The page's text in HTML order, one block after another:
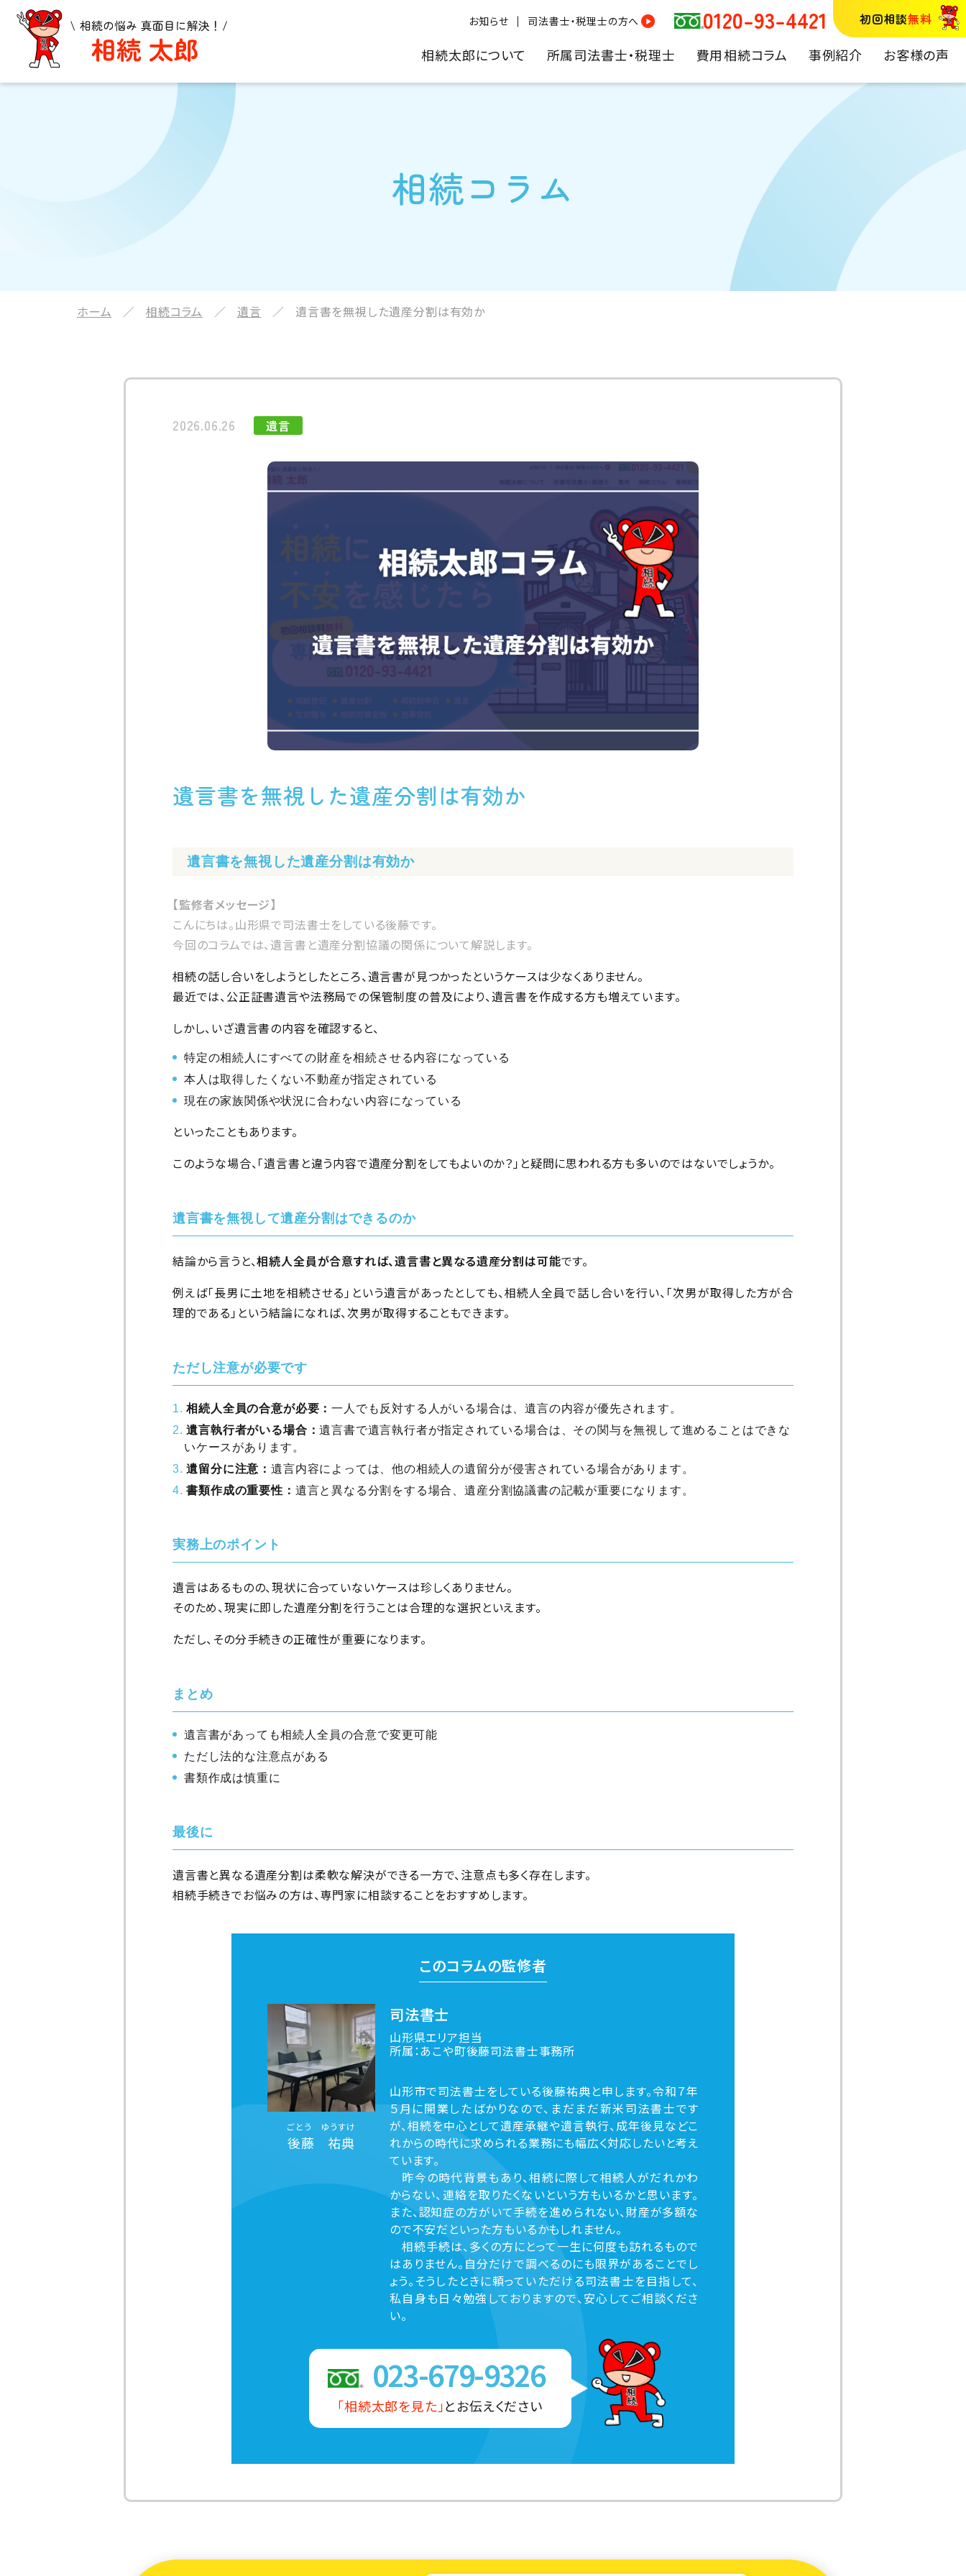
お知らせ 司法書士・税理士の方へ 0120-93-4421
相続太郎について 所属司法書士・税理士 費用相続コラム 事例紹介 お客様の声
初回相談無料
相続コラム
ホーム 相続コラム 遺言 遺言書を無視した遺産分割は有効か
2026.06.26 遺言
遺言書を無視した遺産分割は有効か
遺言書を無視した遺産分割は有効か
【監修者メッセージ】
こんにちは。山形県で司法書士をしている後藤です。
今回のコラムでは、遺言書と遺産分割協議の関係について解説します。
相続の話し合いをしようとしたところ、遺言書が見つかったというケースは少なくありません。
最近では、公正証書遺言や法務局での保管制度の普及により、遺言書を作成する方も増えています。
しかし、いざ遺言書の内容を確認すると、
特定の相続人にすべての財産を相続させる内容になっている
本人は取得したくない不動産が指定されている
現在の家族関係や状況に合わない内容になっている
といったこともあります。
このような場合、「遺言書と違う内容で遺産分割をしてもよいのか？」と疑問に思われる方も多いのではないでしょうか。
遺言書を無視して遺産分割はできるのか
結論から言うと、相続人全員が合意すれば、遺言書と異なる遺産分割は可能です。
例えば「長男に土地を相続させる」という遺言があったとしても、相続人全員で話し合いを行い、「次男が取得した方が合
理的である」という結論になれば、次男が取得することもできます。
ただし注意が必要です
相続人全員の合意が必要：一人でも反対する人がいる場合は、遺言の内容が優先されます。
遺言執行者がいる場合：遺言書で遺言執行者が指定されている場合は、その関与を無視して進めることはできな
いケースがあります。
遺留分に注意：遺言内容によっては、他の相続人の遺留分が侵害されている場合があります。
書類作成の重要性： 遺言と異なる分割をする場合、遺産分割協議書の記載が重要になります。
実務上のポイント
遺言はあるものの、現状に合っていないケースは珍しくありません。
そのため、現実に即した遺産分割を行うことは合理的な選択といえます。
ただし、その分手続きの正確性が重要になります。
まとめ
遺言書があっても相続人全員の合意で変更可能
ただし法的な注意点がある
書類作成は慎重に
最後に
遺言書と異なる遺産分割は柔軟な解決ができる一方で、注意点も多く存在します。
相続手続きでお悩みの方は、専門家に相談することをおすすめします。
このコラムの監修者
ごとう ゆうすけ
後藤 祐典
司法書士
山形県エリア担当
所属：あこや町後藤司法書士事務所
山形市で司法書士をしている後藤祐典と申します。令和７年
５月に開業したばかりなので、まだまだ新米司法書士です
が、相続を中心として遺産承継や遺言執行、成年後見などこ
れからの時代に求められる業務にも幅広く対応したいと考え
ています。
昨今の時代背景もあり、相続に際して相続人がだれかわ
からない、連絡を取りたくないという方もいるかと思います。
また、認知症の方がいて手続を進められない、財産が多額な
ので不安だといった方もいるかもしれません。
相続手続は、多くの方にとって一生に何度も訪れるもので
はありません。自分だけで調べるのにも限界があることでし
ょう。そうしたときに頼っていただける司法書士を目指して、
私自身も日々勉強しておりますので、安心してご相談くださ
い。
023-679-9326
「相続太郎を見た」とお伝えください